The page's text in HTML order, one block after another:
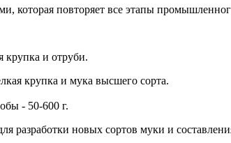
которая повторяет все этапы
крупка и отруби.
крупка и мука высшего сорта.
- 50-600 г.
разработки новых сортов муки и